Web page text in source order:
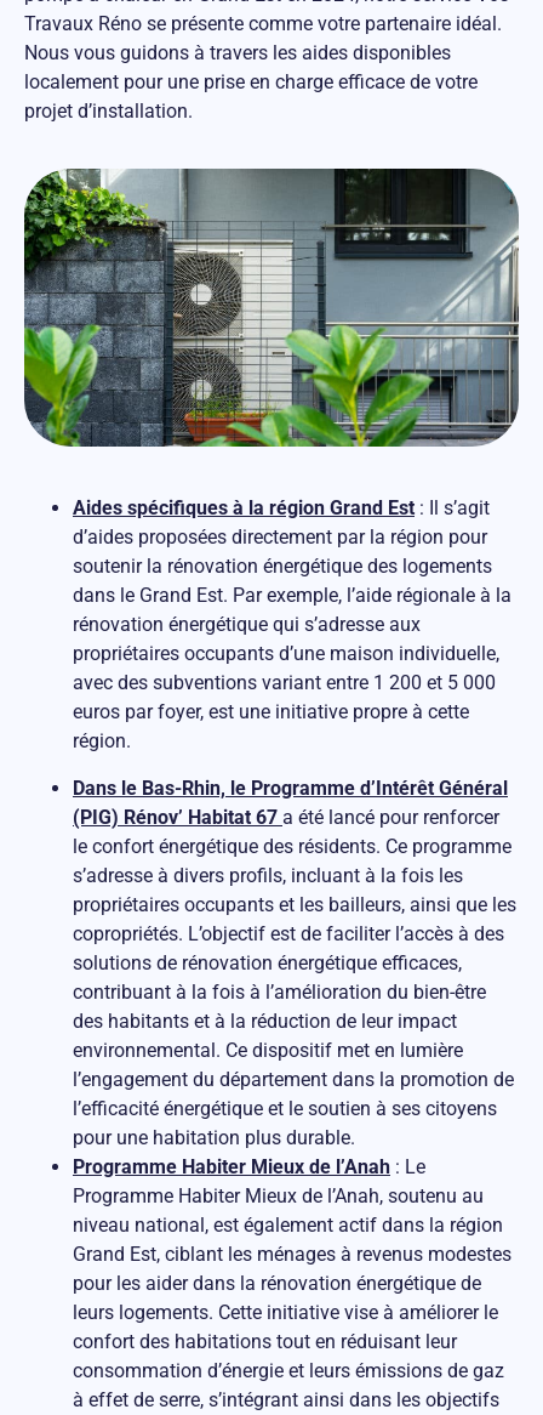
Travaux Réno se présente comme votre partenaire idéal.
Nous vous guidons à travers les aides disponibles
localement pour une prise en charge efficace de votre
projet d’installation.
Aides spécifiques à la région Grand Est : Il s’agit
d’aides proposées directement par la région pour
soutenir la rénovation énergétique des logements
dans le Grand Est. Par exemple, l’aide régionale à la
rénovation énergétique qui s’adresse aux
propriétaires occupants d’une maison individuelle,
avec des subventions variant entre 1 200 et 5 000
euros par foyer, est une initiative propre à cette
région​​​​.
Dans le Bas-Rhin, le Programme d’Intérêt Général
(PIG) Rénov’ Habitat 67 a été lancé pour renforcer
le confort énergétique des résidents. Ce programme
s’adresse à divers profils, incluant à la fois les
propriétaires occupants et les bailleurs, ainsi que les
copropriétés. L’objectif est de faciliter l’accès à des
solutions de rénovation énergétique efficaces,
contribuant à la fois à l’amélioration du bien-être
des habitants et à la réduction de leur impact
environnemental. Ce dispositif met en lumière
l’engagement du département dans la promotion de
l’efficacité énergétique et le soutien à ses citoyens
pour une habitation plus durable.
Programme Habiter Mieux de l’Anah : Le
Programme Habiter Mieux de l’Anah, soutenu au
niveau national, est également actif dans la région
Grand Est, ciblant les ménages à revenus modestes
pour les aider dans la rénovation énergétique de
leurs logements. Cette initiative vise à améliorer le
confort des habitations tout en réduisant leur
consommation d’énergie et leurs émissions de gaz
à effet de serre, s’intégrant ainsi dans les objectifs